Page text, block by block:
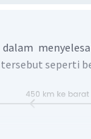
seperti